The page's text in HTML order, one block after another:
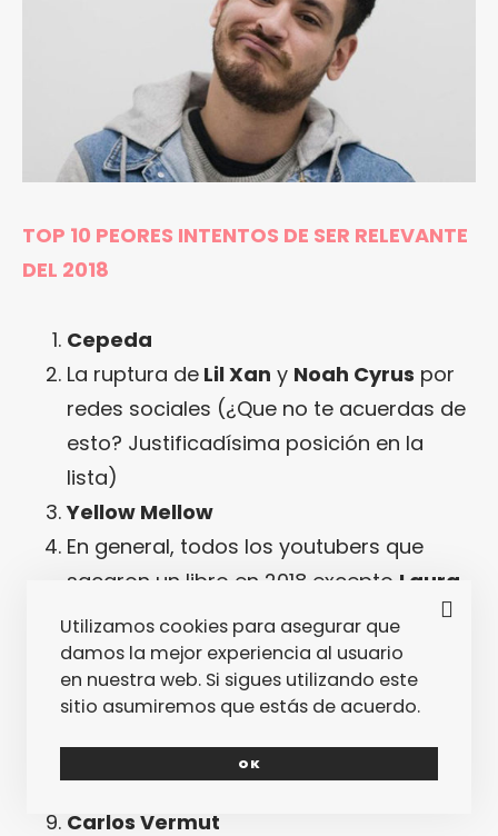
TOP 10 PEORES INTENTOS DE SER RELEVANTE
DEL 2018
Cepeda
La ruptura de Lil Xan y Noah Cyrus por
redes sociales (¿Que no te acuerdas de
esto? Justificadísima posición en la
lista)
Yellow Mellow
En general, todos los youtubers que
sacaron un libro en 2018 excepto Laura
Escanes
Daniel Bernabé
JK Rowling(tiene contrato fijo en la
lista)
Halsey
LasSpice Girls
Carlos Vermut
Utilizamos cookies para asegurar que
damos la mejor experiencia al usuario
en nuestra web. Si sigues utilizando este
sitio asumiremos que estás de acuerdo.
OK